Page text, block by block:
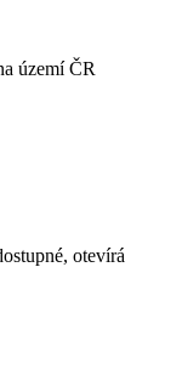
území ČR
otevírá